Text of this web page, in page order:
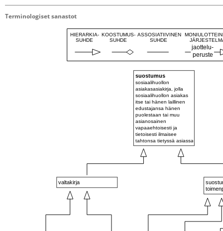
Terminologiset sanastot